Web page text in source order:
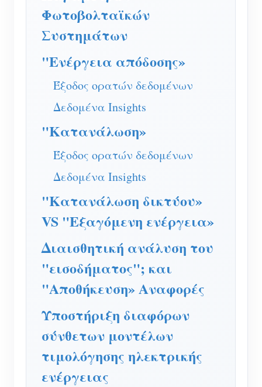
Ελεγκτής ισχύος WiFi
IAMMETER Cloud Pro
Φορτιστής EV
IAMMETER Simulator
Εικονικός μετρητής
Σύστημα Πρόβλεψης και Προσομοίωσης
Ενέργειας
Εφαρμογές
Επιτηρητής ενέργειας ηλιακού φωτοβολταϊκού
συστήματος
Παρακολούθηση Χρήσης Ηλεκτρικής Ενέργειας
Σύστημα ελέγχου Φ/Β θερμαντήρα
Οικιακός αυτοματισμός
Ενεργειακή Παρακολούθηση Εργοστασίων
Κατάστημα
Πόροι
Γρήγορη εκκίνηση προϊόντος
Εγγραφο
FAQ
Κοινότητα
Προγραμματιστής
Πρόγραμμα επιβράβευσης
Επικοινωνία
Σχετικά με εμάς
Φωτοβολταϊκών
Συστημάτων
"Ενέργεια απόδοσης»
Έξοδος ορατών δεδομένων
Δεδομένα Insights
"Κατανάλωση»
Έξοδος ορατών δεδομένων
Δεδομένα Insights
"Κατανάλωση δικτύου»
VS "Εξαγόμενη ενέργεια»
Διαισθητική ανάλυση του
"εισοδήματος"; και
"Αποθήκευση» Αναφορές
Υποστήριξη διαφόρων
σύνθετων μοντέλων
τιμολόγησης ηλεκτρικής
ενέργειας